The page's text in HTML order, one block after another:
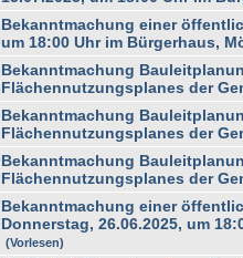
Bekanntmachung einer
um 18:00 Uhr im Bürgerhaus,
Bekanntmachung
Flächennutzungsplanes der
Bekanntmachung
Flächennutzungsplanes der
Bekanntmachung
Flächennutzungsplanes der
Bekanntmachung einer
Donnerstag, 26.06.2025, um
Vorlesen